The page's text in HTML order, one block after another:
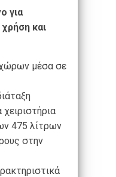
για
και
χώρων μέσα σε
475 λίτρων
στην